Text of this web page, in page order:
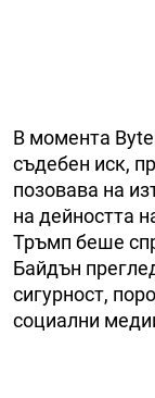
В момента
съдебен иск,
позовава на
на дейността
Тръмп беше
Байдън
сигурност,
социални